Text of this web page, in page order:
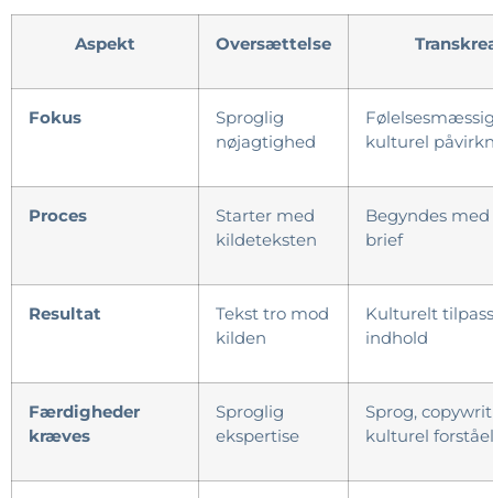
Aspekt Oversættelse
Fokus
Sproglig
nøjagtighed
kulturel
Proces
Starter med
kildeteksten
Begyndes
brief
Resultat
Tekst tro mod
kilden
Kulturelt
indhold
Færdigheder
kræves
Sproglig
ekspertise
Sprog,
kulturel